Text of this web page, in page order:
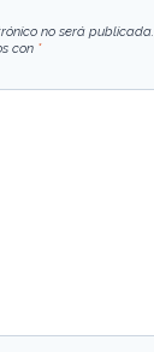
no será publicada.
con *